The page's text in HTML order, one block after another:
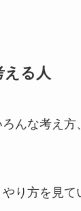
える人
んな考え方
り方を見て